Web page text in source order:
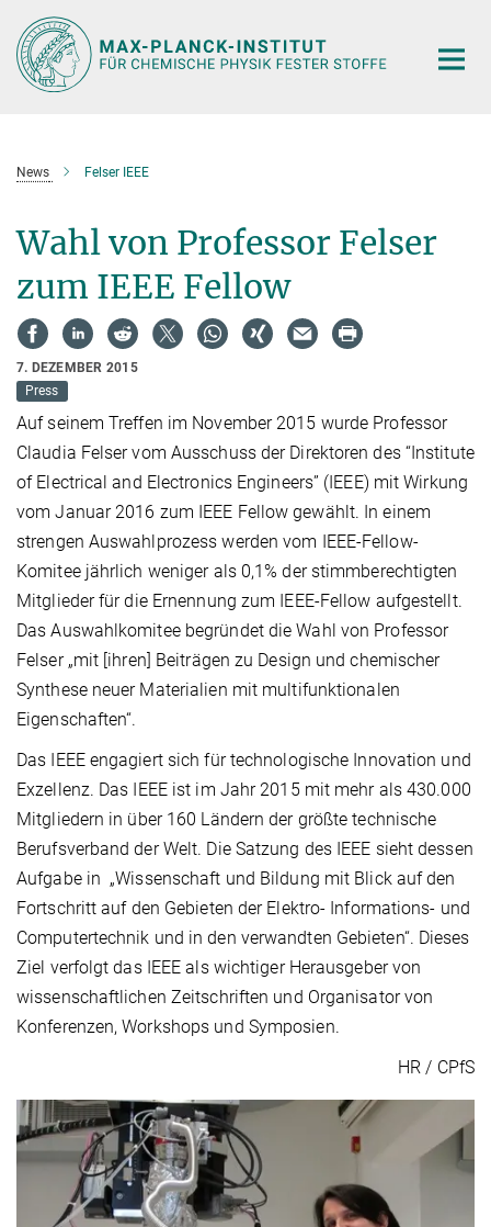
Hauptinhalt
News Felser IEEE
Wahl von Professor Felser
zum IEEE Fellow
7. DEZEMBER 2015
Press
Auf seinem Treffen im November 2015 wurde Professor
Claudia Felser vom Ausschuss der Direktoren des “Institute
of Electrical and Electronics Engineers” (IEEE) mit Wirkung
vom Januar 2016 zum IEEE Fellow gewählt. In einem
strengen Auswahlprozess werden vom IEEE-Fellow-
Komitee jährlich weniger als 0,1% der stimmberechtigten
Mitglieder für die Ernennung zum IEEE-Fellow aufgestellt.
Das Auswahlkomitee begründet die Wahl von Professor
Felser „mit [ihren] Beiträgen zu Design und chemischer
Synthese neuer Materialien mit multifunktionalen
Eigenschaften“.
Das IEEE engagiert sich für technologische Innovation und
Exzellenz. Das IEEE ist im Jahr 2015 mit mehr als 430.000
Mitgliedern in über 160 Ländern der größte technische
Berufsverband der Welt. Die Satzung des IEEE sieht dessen
Aufgabe in „Wissenschaft und Bildung mit Blick auf den
Fortschritt auf den Gebieten der Elektro- Informations- und
Computertechnik und in den verwandten Gebieten“. Dieses
Ziel verfolgt das IEEE als wichtiger Herausgeber von
wissenschaftlichen Zeitschriften und Organisator von
Konferenzen, Workshops und Symposien.
HR / CPfS